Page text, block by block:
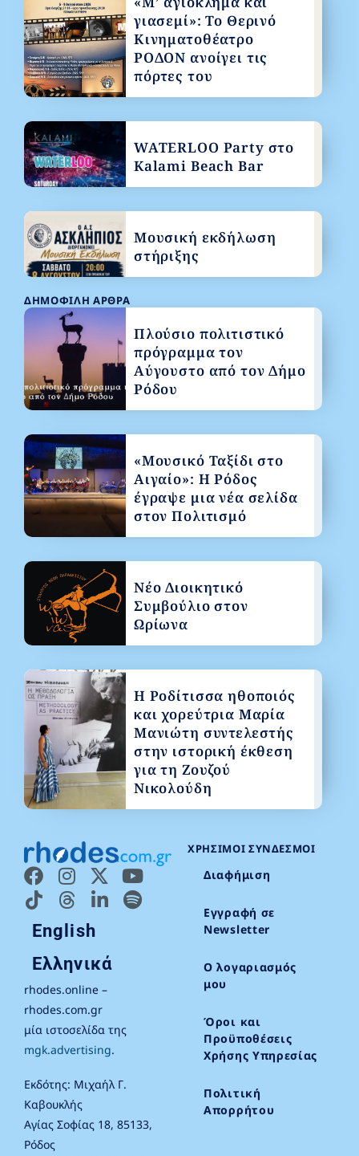
English
Ελληνικά
rhodes.online –
rhodes.com.gr
μία ιστοσελίδα της
mgk.advertising.
Εκδότης: Μιχαήλ Γ.
Καβουκλής
Αγίας Σοφίας 18, 85133,
Ρόδος
ΧΡΉΣΙΜΟΙ ΣΎΝΔΕΣΜΟΙ
Διαφήμιση
Εγγραφή σε
Newsletter
Ο λογαριασμός
μου
Όροι και
Προϋποθέσεις
Χρήσης Υπηρεσίας
Πολιτική
Απορρήτου
ΔΗΜΟΦΙΛΉ ΆΡΘΡΑ
Πλούσιο πολιτιστικό
πρόγραμμα τον
Αύγουστο από τον Δήμο
Ρόδου
«Μουσικό Ταξίδι στο
Αιγαίο»: Η Ρόδος
έγραψε μια νέα σελίδα
στον Πολιτισμό
Νέο Διοικητικό
Συμβούλιο στον
Ωρίωνα
Η Ροδίτισσα ηθοποιός
και χορεύτρια Μαρία
Μανιώτη συντελεστής
στην ιστορική έκθεση
για τη Ζουζού
Νικολούδη
γιασεμί»: Το Θερινό
Κινηματοθέατρο
ΡΟΔΟΝ ανοίγει τις
πόρτες του
WATERLOO Party στο
Kalami Beach Bar
Μουσική εκδήλωση
στήριξης